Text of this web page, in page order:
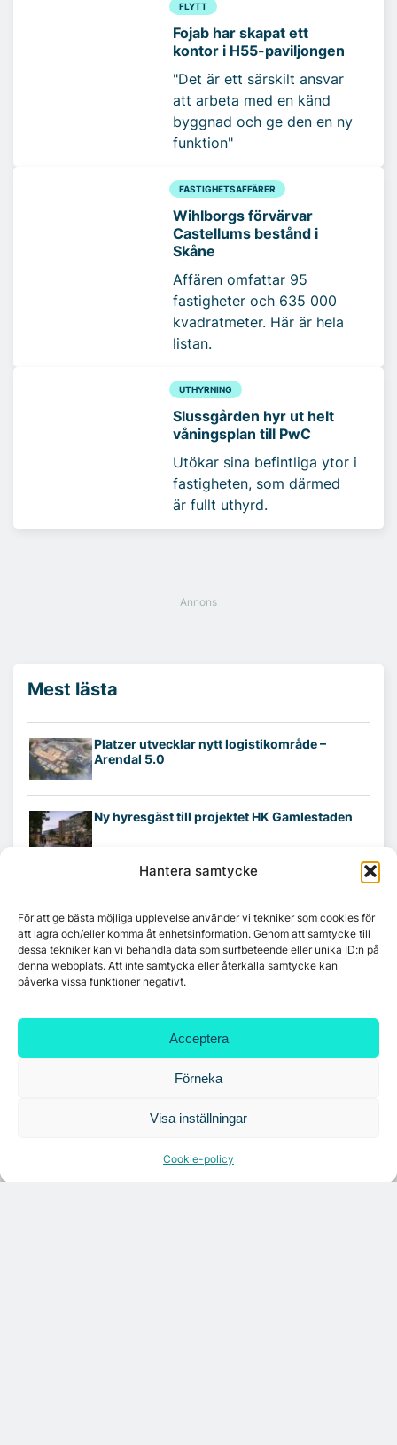
Hantera samtycke
För att ge bästa möjliga upplevelse använder vi tekniker som cookies för
att lagra och/eller komma åt enhetsinformation. Genom att samtycke till
dessa tekniker kan vi behandla data som surfbeteende eller unika ID:n på
denna webbplats. Att inte samtycka eller återkalla samtycke kan
påverka vissa funktioner negativt.
Acceptera
Förneka
Visa inställningar
Cookie-policy
FLYTT
Fojab har skapat ett
kontor i H55-paviljongen
"Det är ett särskilt ansvar
att arbeta med en känd
byggnad och ge den en ny
funktion"
FASTIGHETSAFFÄRER
Wihlborgs förvärvar
Castellums bestånd i
Skåne
Affären omfattar 95
fastigheter och 635 000
kvadratmeter. Här är hela
listan.
UTHYRNING
Slussgården hyr ut helt
våningsplan till PwC
Utökar sina befintliga ytor i
fastigheten, som därmed
är fullt uthyrd.
Mest lästa
Platzer utvecklar nytt logistikområde –
Arendal 5.0
Ny hyresgäst till projektet HK Gamlestaden
Tandem Health flyttar till Kungsgatan
Croisette rådgivare vid fastighetsaffär